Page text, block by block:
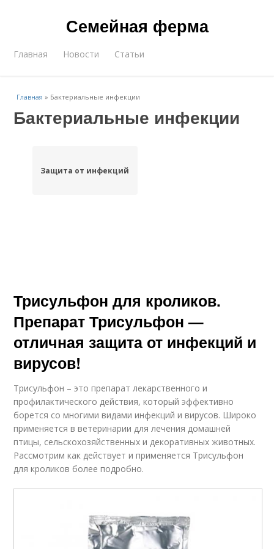
Семейная ферма
Главная Новости Статьи
Главная » Бактериальные инфекции
Бактериальные инфекции
Защита от инфекций
Трисульфон для кроликов.
Препарат Трисульфон —
отличная защита от инфекций и
вирусов!
Трисульфон – это препарат лекарственного и
профилактического действия, который эффективно
борется со многими видами инфекций и вирусов. Широко
применяется в ветеринарии для лечения домашней
птицы, сельскохозяйственных и декоративных животных.
Рассмотрим как действует и применяется Трисульфон
для кроликов более подробно.